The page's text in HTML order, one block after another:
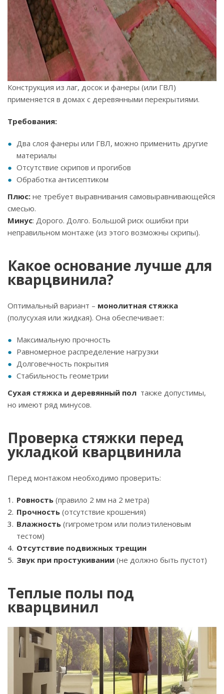
Конструкция из лаг, досок и фанеры (или ГВЛ)
применяется в домах с деревянными перекрытиями.
Требования:
Два слоя фанеры или ГВЛ, можно применить другие
материалы
Отсутствие скрипов и прогибов
Обработка антисептиком
Плюс: не требует выравнивания самовыравнивающейся
смесью.
Минус: Дорого. Долго. Большой риск ошибки при
неправильном монтаже (из этого возможны скрипы).
Какое основание лучше для
кварцвинила?
Оптимальный вариант – монолитная стяжка
(полусухая или жидкая). Она обеспечивает:
Максимальную прочность
Равномерное распределение нагрузки
Долговечность покрытия
Стабильность геометрии
Сухая стяжка и деревянный пол также допустимы,
но имеют ряд минусов.
Проверка стяжки перед
укладкой кварцвинила
Перед монтажом необходимо проверить:
Ровность (правило 2 мм на 2 метра)
Прочность (отсутствие крошения)
Влажность (гигрометром или полиэтиленовым
тестом)
Отсутствие подвижных трещин
Звук при простукивании (не должно быть пустот)
Теплые полы под
кварцвинил